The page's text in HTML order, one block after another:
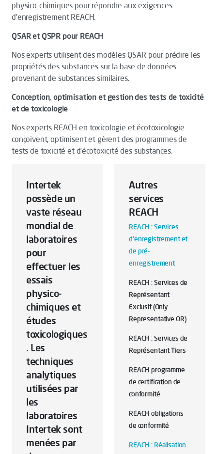
physico-chimiques pour répondre aux exigences
d'enregistrement REACH.
QSAR et QSPR pour REACH
Nos experts utilisent des modèles QSAR pour prédire les
propriétés des substances sur la base de données
provenant de substances similaires.
Conception, optimisation et gestion des tests de toxicité
et de toxicologie
Nos experts REACH en toxicologie et écotoxicologie
conçoivent, optimisent et gèrent des programmes de
tests de toxicité et d’écotoxicité des substances.
Intertek
possède un
vaste réseau
mondial de
laboratoires
pour
effectuer les
essais
physico-
chimiques et
études
toxicologiques
. Les
techniques
analytiques
utilisées par
les
laboratoires
Intertek sont
menées par
Autres
services
REACH
REACH : Services
d'enregistrement et
de pré-
enregistrement
REACH : Services de
Représentant
Exclusif (Only
Representative OR)
REACH : Services de
Représentant Tiers
REACH programme
de certification de
conformité
REACH obligations
de conformité
REACH : Réalisation